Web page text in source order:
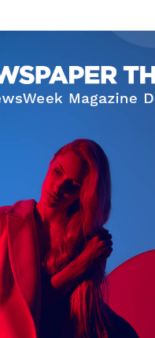
News Week
Magazine PRO